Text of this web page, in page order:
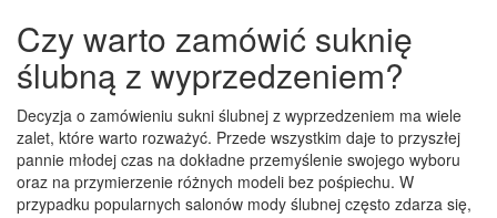
Czy warto zamówić suknię
ślubną z wyprzedzeniem?
Decyzja o zamówieniu sukni ślubnej z wyprzedzeniem ma wiele
zalet, które warto rozważyć. Przede wszystkim daje to przyszłej
pannie młodej czas na dokładne przemyślenie swojego wyboru
oraz na przymierzenie różnych modeli bez pośpiechu. W
przypadku popularnych salonów mody ślubnej często zdarza się,